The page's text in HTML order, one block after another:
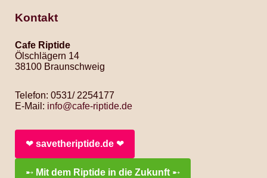
Kontakt
Cafe Riptide
Ölschlägern 14
38100 Braunschweig
Telefon: 0531/ 2254177
E-Mail: info@cafe-riptide.de
❤︎ savetheriptide.de ❤︎
➸ Mit dem Riptide in die Zukunft ➸